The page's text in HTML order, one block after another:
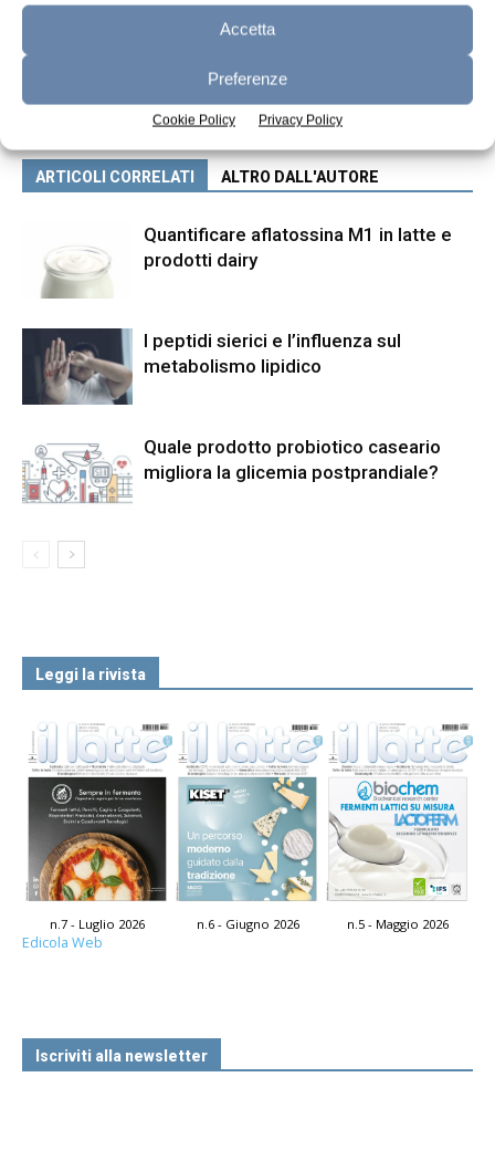
Accetta
Preferenze
Cookie Policy Privacy Policy
Efficacia della lattoferrina sullo
sviluppo del cancro al polmone
Microfiltrazione con
membrane a spirale: influenza
della caseina
ARTICOLI CORRELATI ALTRO DALL'AUTORE
Quantificare aflatossina M1 in latte e
prodotti dairy
I peptidi sierici e l’influenza sul
metabolismo lipidico
Quale prodotto probiotico caseario
migliora la glicemia postprandiale?
Leggi la rivista
n.7 - Luglio 2026 n.6 - Giugno 2026 n.5 - Maggio 2026
Edicola Web
Iscriviti alla newsletter